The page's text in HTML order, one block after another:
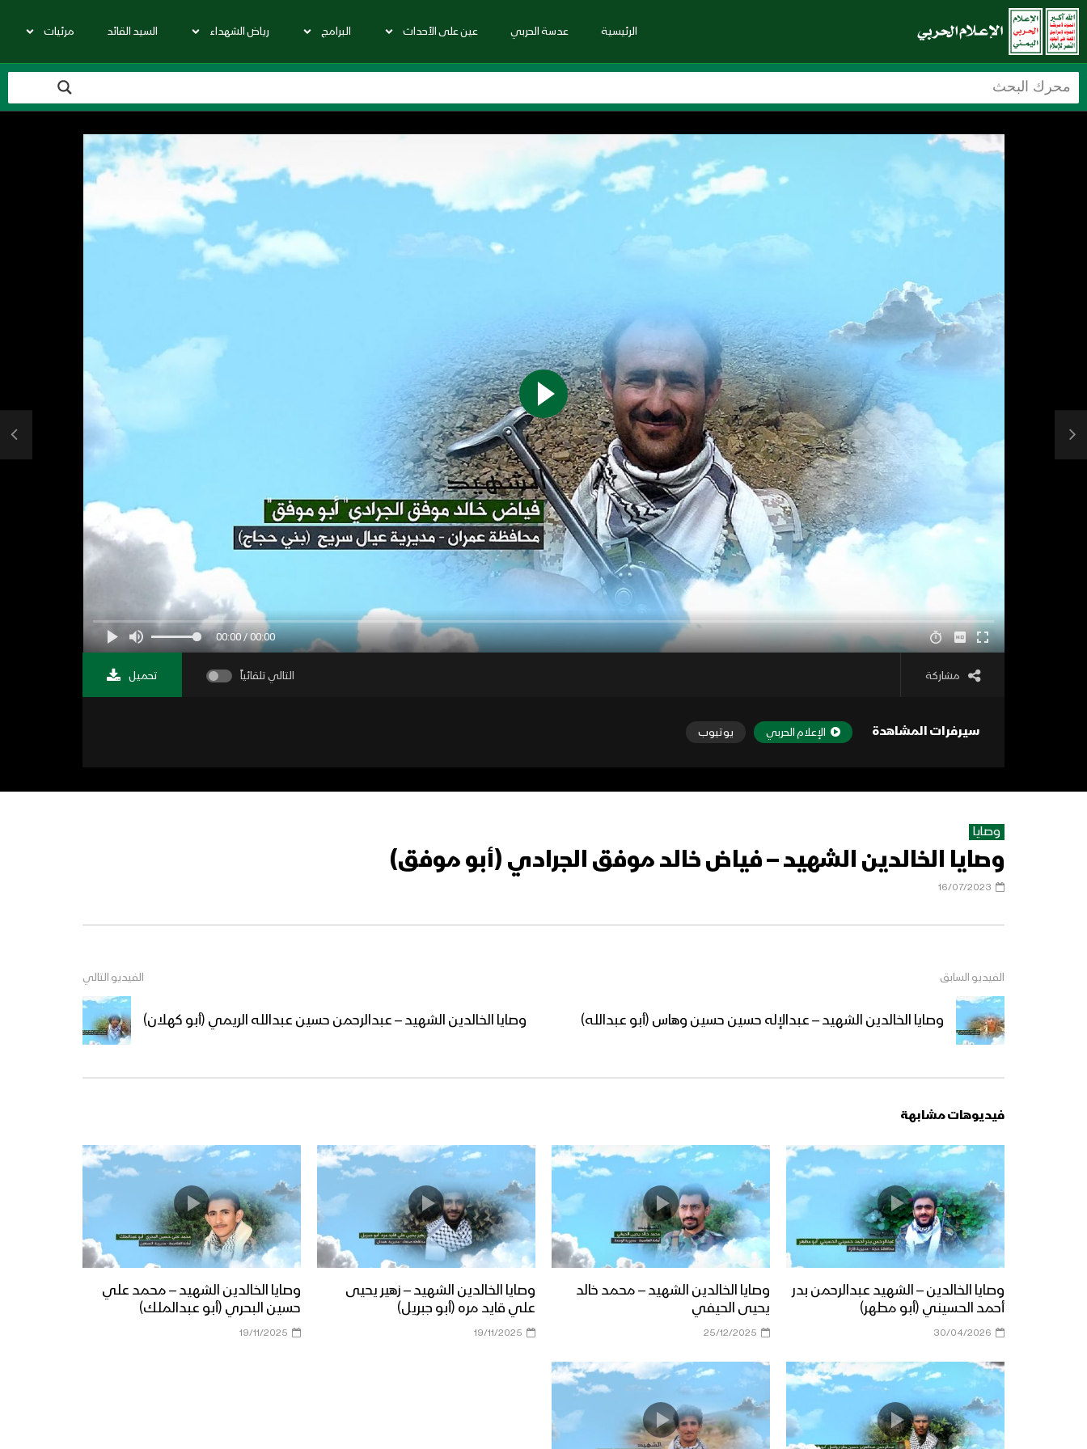
الرئيسية عدسة الحربي عين على الأحداث البرامج رياض الشهداء السيد القائد مرئيات
00:00 / 00:00
مشاركة التالي تلقائياً تحميل
سيرفرات المشاهدة الإعلام الحربي يوتيوب
وصايا
وصايا الخالدين الشهيد – فياض خالد موفق الجرادي (أبو موفق)
16/07/2023
الفيديو السابق
وصايا الخالدين الشهيد – عبدالإله حسين حسين وهاس (أبو عبدالله)
الفيديو التالي
وصايا الخالدين الشهيد – عبدالرحمن حسين عبدالله الريمي (أبو كهلان)
فيديوهات مشابهة
وصايا الخالدين – الشهيد عبدالرحمن بدر
أحمد الحسيني (أبو مطهر)
30/04/2026
وصايا الخالدين الشهيد – محمد خالد
يحيى الحيفي
25/12/2025
وصايا الخالدين الشهيد – زهير يحيى
علي قايد مره (أبو جبريل)
19/11/2025
وصايا الخالدين الشهيد – محمد علي
حسين البحري (أبو عبدالملك)
19/11/2025